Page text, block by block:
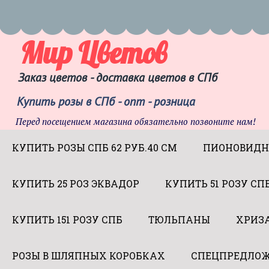
Мир Цветов
Заказ цветов - доставка цветов в СПб
Купить розы в СПб - опт - розница
Перед посещением магазина обязательно позвоните нам!
КУПИТЬ РОЗЫ СПБ 62 РУБ.40 СМ
КУПИТЬ 25 РОЗ ЭКВАДОР КУПИТЬ 51 РОЗУ
КУПИТЬ 151 РОЗУ СПБ ТЮЛЬПАНЫ
РОЗЫ В ШЛЯПНЫХ КОРОБКАХ